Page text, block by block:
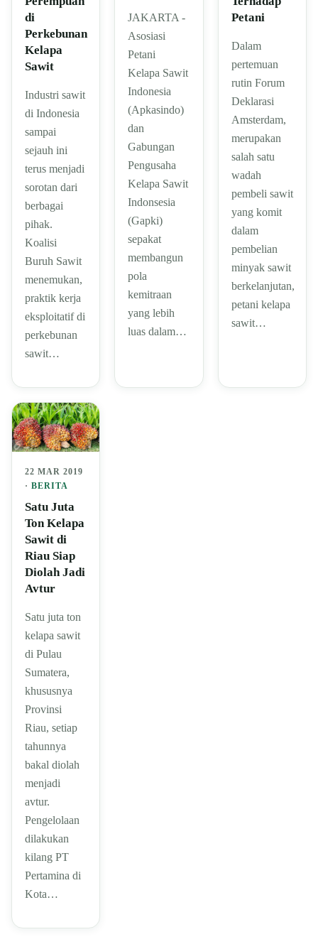
di
Perkebunan
Kelapa
Sawit
Industri sawit
di Indonesia
sampai
sejauh ini
terus menjadi
sorotan dari
berbagai
pihak.
Koalisi
Buruh Sawit
menemukan,
praktik kerja
eksploitatif di
perkebunan
sawit…
JAKARTA -
Asosiasi
Petani
Kelapa Sawit
Indonesia
(Apkasindo)
dan
Gabungan
Pengusaha
Kelapa Sawit
Indonsesia
(Gapki)
sepakat
membangun
pola
kemitraan
yang lebih
luas dalam…
Petani
Dalam
pertemuan
rutin Forum
Deklarasi
Amsterdam,
merupakan
salah satu
wadah
pembeli sawit
yang komit
dalam
pembelian
minyak sawit
berkelanjutan,
petani kelapa
sawit…
22 MAR 2019
· BERITA
Satu Juta
Ton Kelapa
Sawit di
Riau Siap
Diolah Jadi
Avtur
Satu juta ton
kelapa sawit
di Pulau
Sumatera,
khususnya
Provinsi
Riau, setiap
tahunnya
bakal diolah
menjadi
avtur.
Pengelolaan
dilakukan
kilang PT
Pertamina di
Kota…